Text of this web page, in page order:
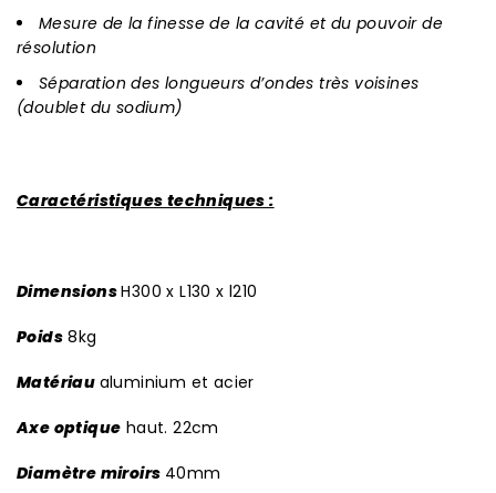
Mesure de la finesse de la cavité et du pouvoir de
résolution
Séparation des longueurs d’ondes très voisines
(doublet du sodium)
Caractéristiques techniques :
DimensionsH300 x L130 x l210
Poids 8kg
Matériau aluminium et acier
Axe optique haut. 22cm
Diamètre miroirs 40mm